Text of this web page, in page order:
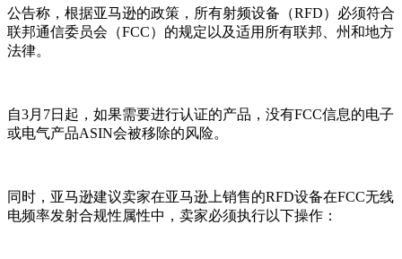
公告称，根据亚马逊的政策，所有射频设备（RFD）必须符合
联邦通信委员会（FCC）的规定以及适用所有联邦、州和地方
法律。
自3月7日起，如果需要进行认证的产品，没有FCC信息的电子
或电气产品ASIN会被移除的风险。
同时，亚马逊建议卖家在亚马逊上销售的RFD设备在FCC无线
电频率发射合规性属性中，卖家必须执行以下操作：